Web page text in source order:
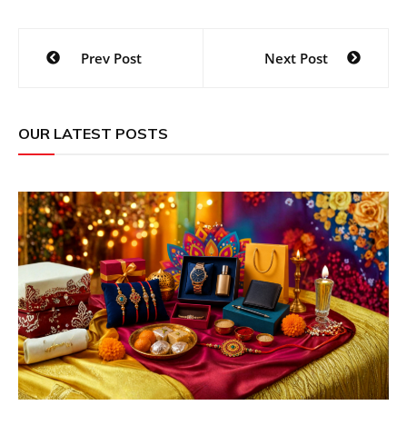
Post
navigation
Prev Post Next Post
OUR LATEST POSTS